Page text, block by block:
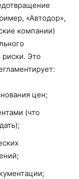
«Автодор»,
компании)
Это
цен;
(что